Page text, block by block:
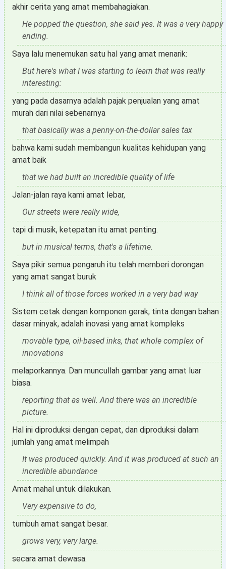
akhir cerita yang amat membahagiakan.
He popped the question, she said yes. It was a very happy
ending.
Saya lalu menemukan satu hal yang amat menarik:
But here's what I was starting to learn that was really
interesting:
yang pada dasarnya adalah pajak penjualan yang amat
murah dari nilai sebenarnya
that basically was a penny-on-the-dollar sales tax
bahwa kami sudah membangun kualitas kehidupan yang
amat baik
that we had built an incredible quality of life
Jalan-jalan raya kami amat lebar,
Our streets were really wide,
tapi di musik, ketepatan itu amat penting.
but in musical terms, that's a lifetime.
Saya pikir semua pengaruh itu telah memberi dorongan
yang amat sangat buruk
I think all of those forces worked in a very bad way
Sistem cetak dengan komponen gerak, tinta dengan bahan
dasar minyak, adalah inovasi yang amat kompleks
movable type, oil-based inks, that whole complex of
innovations
melaporkannya. Dan muncullah gambar yang amat luar
biasa.
reporting that as well. And there was an incredible
picture.
Hal ini diproduksi dengan cepat, dan diproduksi dalam
jumlah yang amat melimpah
It was produced quickly. And it was produced at such an
incredible abundance
Amat mahal untuk dilakukan.
Very expensive to do,
tumbuh amat sangat besar.
grows very, very large.
secara amat dewasa.